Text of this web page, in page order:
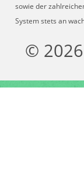
sowie der
System stets an
©